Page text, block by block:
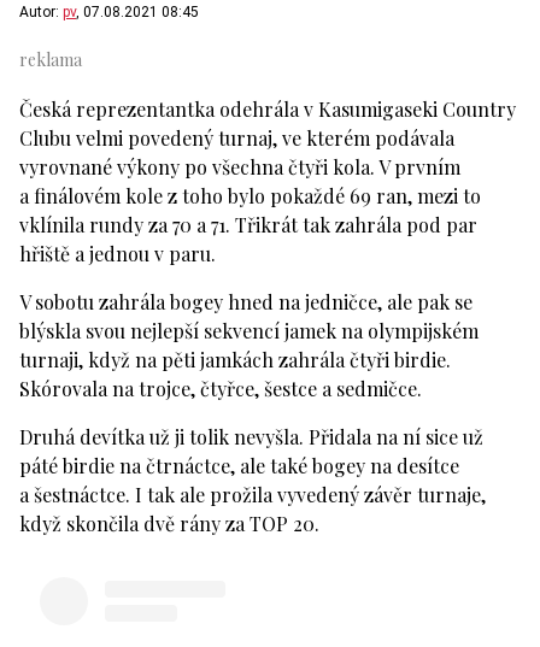
Autor: pv, 07.08.2021 08:45
Česká reprezentantka odehrála v Kasumigaseki Country
Clubu velmi povedený turnaj, ve kterém podávala
vyrovnané výkony po všechna čtyři kola. V prvním
a finálovém kole z toho bylo pokaždé 69 ran, mezi to
vklínila rundy za 70 a 71. Třikrát tak zahrála pod par
hřiště a jednou v paru.
V sobotu zahrála bogey hned na jedničce, ale pak se
blýskla svou nejlepší sekvencí jamek na olympijském
turnaji, když na pěti jamkách zahrála čtyři birdie.
Skórovala na trojce, čtyřce, šestce a sedmičce.
Druhá devítka už ji tolik nevyšla. Přidala na ní sice už
páté birdie na čtrnáctce, ale také bogey na desítce
a šestnáctce. I tak ale prožila vyvedený závěr turnaje,
když skončila dvě rány za TOP 20.